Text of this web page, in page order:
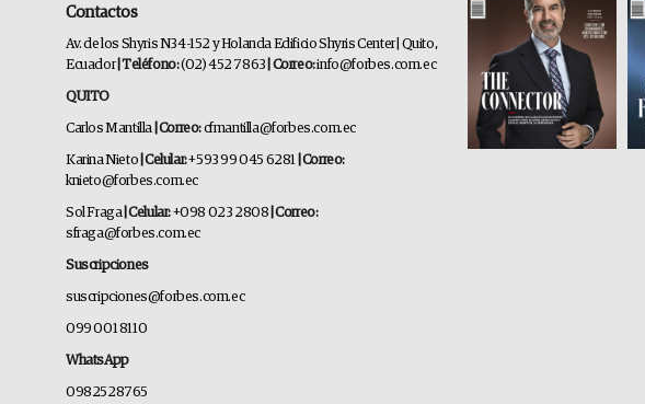
Contactos
Av. de los Shyris N34-152 y Holanda Edificio Shyris Center | Quito,
Ecuador | Teléfono:(02) 452 7863 | Correo:info@forbes.com.ec
QUITO
Carlos Mantilla | Correo:cfmantilla@forbes.com.ec
Karina Nieto | Celular:+593 99 045 6281 | Correo:
knieto@forbes.com.ec
Sol Fraga| Celular:+098 023 2808 | Correo:
sfraga@forbes.com.ec
Suscripciones
suscripciones@forbes.com.ec
099 001 8110
WhatsApp
0982528765